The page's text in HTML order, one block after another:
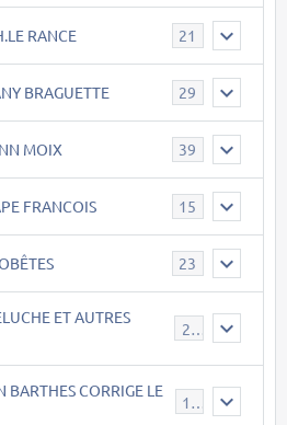
RANCE 21
BRAGUETTE 29
MOIX 39
FRANCOIS 15
23
ET AUTRES
22
BARTHES CORRIGE LE
15